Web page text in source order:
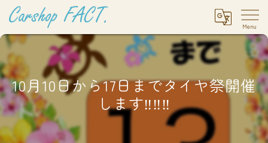
10月10日から17日までタイヤ祭開催
します‼️‼️‼️